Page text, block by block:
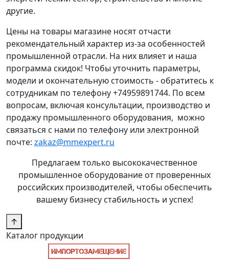
другие.
Цены на товары магазине носят отчасти
рекомендательный характер из-за особенностей
промышленной отрасли. На них влияет и наша
программа скидок! Чтобы уточнить параметры,
модели и окончательную стоимость - обратитесь к
сотрудникам по телефону +74959891744. По всем
вопросам, включая консультации, производство и
продажу промышленного оборудования, можно
связаться с нами по телефону или электронной
почте: zakaz@mmexpert.ru
Предлагаем только высококачественное
промышленное оборудование от проверенных
российских производителей, чтобы обеспечить
вашему бизнесу стабильность и успех!
↑
Каталог продукции